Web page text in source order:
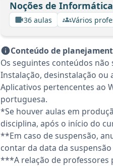
Noções de Informática
36 aulas Vários
Conteúdo de
Os seguintes conteúdos
Instalação, desinstalação
Aplicativos pertencentes ao
portuguesa.
*Se houver aulas em
disciplina, após o início do
**Em caso de suspensão,
contar da data da
***A relação de professores